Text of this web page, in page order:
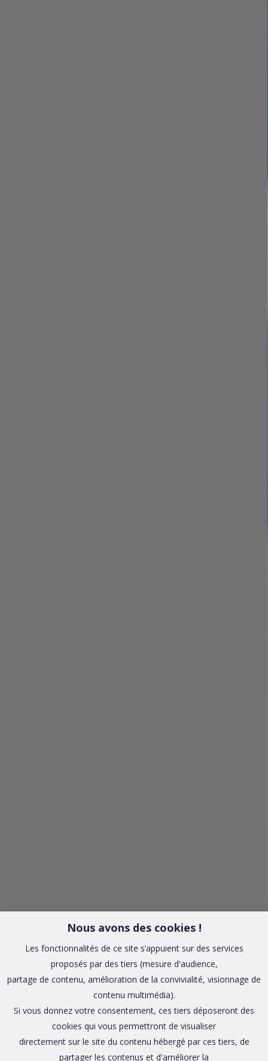
Nous avons des cookies !
Les fonctionnalités de ce site s’appuient sur des services
proposés par des tiers (mesure d'audience,
partage de contenu, amélioration de la convivialité, visionnage de
contenu multimédia).
Si vous donnez votre consentement, ces tiers déposeront des
cookies qui vous permettront de visualiser
directement sur le site du contenu hébergé par ces tiers, de
partager les contenus et d'améliorer la